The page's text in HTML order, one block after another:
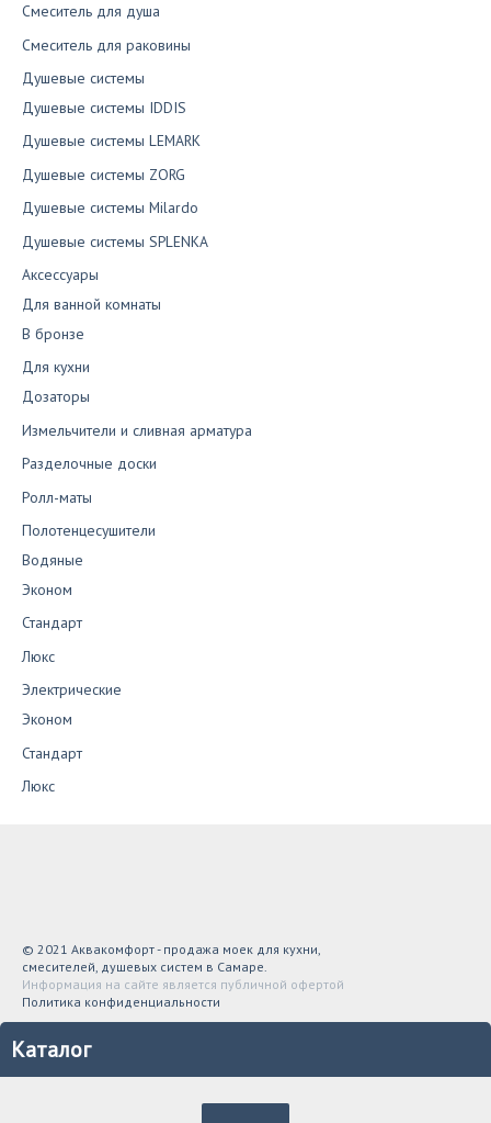
Смеситель для душа
Смеситель для раковины
Душевые системы
Душевые системы IDDIS
Душевые системы LEMARK
Душевые системы ZORG
Душевые системы Milardo
Душевые системы SPLENKA
Аксессуары
Для ванной комнаты
В бронзе
Для кухни
Дозаторы
Измельчители и сливная арматура
Разделочные доски
Ролл-маты
Полотенцесушители
Водяные
Эконом
Стандарт
Люкс
Электрические
Эконом
Стандарт
Люкс
© 2021 Аквакомфорт - продажа моек для кухни,
смесителей, душевых систем в Самаре.
Информация на сайте является публичной офертой
Политика конфиденциальности
Каталог